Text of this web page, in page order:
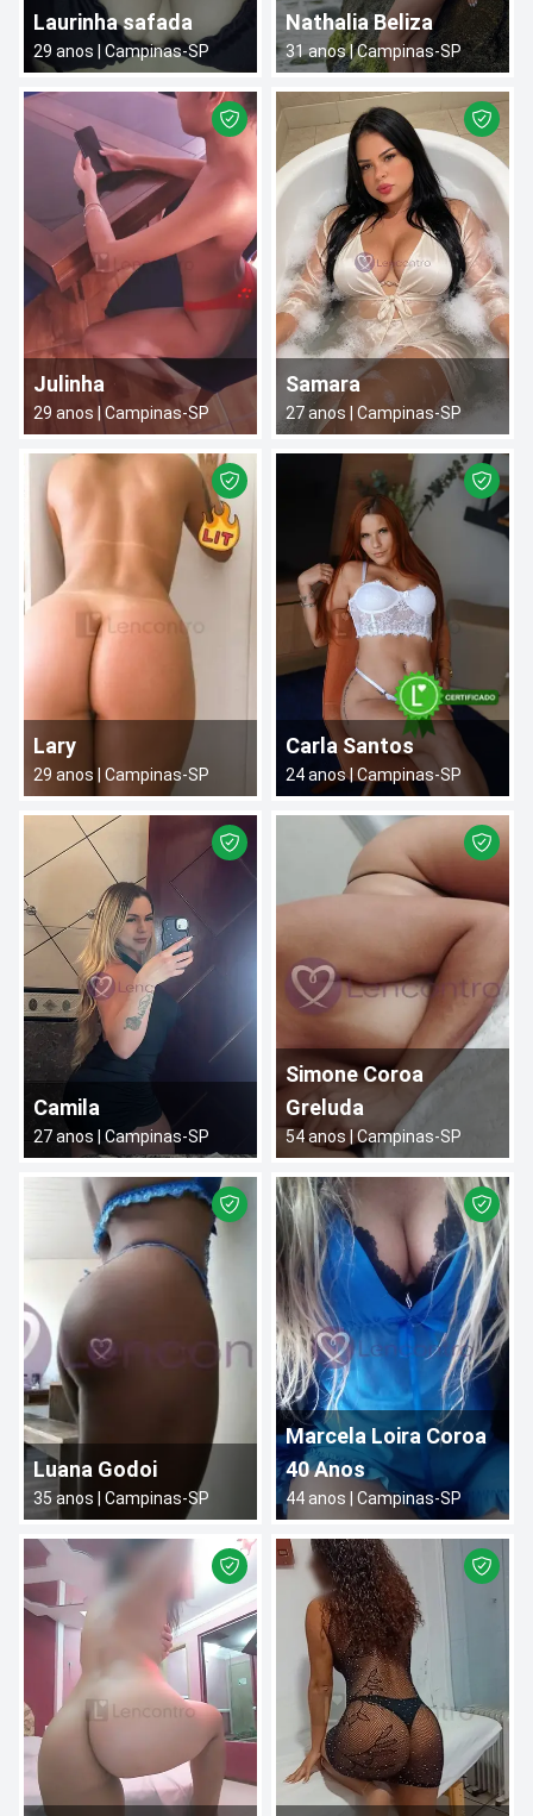
Laurinha safada
29 anos | Campinas-SP
Nathalia Beliza
31anos |Campinas-SP
Julinha
29 anos |Campinas-SP
Samara
27anos | Campinas-SP
Lary
29 anos | Campinas-SP
Carla Santos
24anos | Campinas-SP
Camila
27anos | Campinas-SP
Simone Coroa
Greluda
54anos | Campinas-SP
Luana Godoi
35 anos | Campinas-SP
Marcela Loira Coroa
40 Anos
44 anos | Campinas-SP